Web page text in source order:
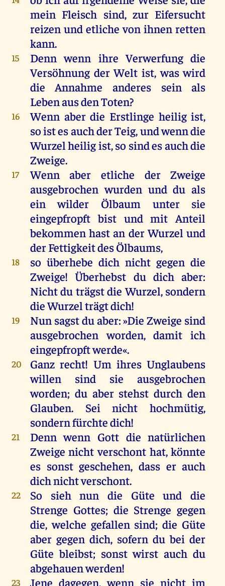
mein Fleisch sind, zurEifersucht
reizen und etliche von ihnen retten
kann.
15 Denn wenn ihre Verwerfung die
Versöhnung der Welt ist,was wird
die
Annahme anderes sein
als
LebenausdenToten?
16 Wenn aber die Erstlinge heilig ist,
soistesauchderTeig,undwenndie
Wurzelheiligist,so sindesauchdie
Zweige.
17 Wenn aber etliche der
Zweige
ausgebrochen wurden und du als
ein
wilder Ölbaum unter
sie
eingepfropftbist und mit Anteil
bekommenhast an der Wurzel und
derFettigkeitdesÖlbaums,
18 so überhebe dich nicht gegen die
Zweige! Überhebst du dich aber:
Nichtdu trägstdie Wurzel, sondern
dieWurzelträgtdich!
19 Nun sagstduaber: »Die Zweige sind
ausgebrochen worden,damit ich
eingepfropftwerde«.
20 Ganz recht! Um ihres Unglaubens
willen
sind sie
ausgebrochen
worden; du aber stehst durch den
Glauben. Sei nicht hochmütig,
sondernfürchtedich!
21 Denn wenn Gott die natürlichen
Zweige nicht verschont hat,könnte
es sonst geschehen, dass er auch
dichnichtverschont.
22 So sieh nun die Güte und die
Strenge Gottes; die Strengegegen
die,welche gefallen sind;die Güte
aber gegen dich, sofern du bei der
Güte bleibst; sonst wirst auch du
abgehauenwerden!
23 Jene dagegen,wenn sie nicht im